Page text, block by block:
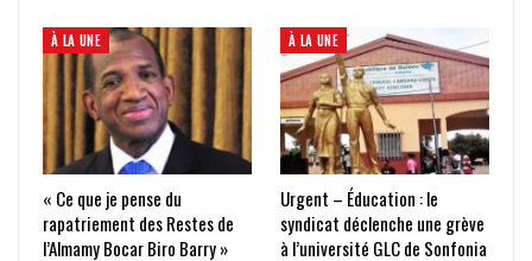
À LA UNE
« Ce que je pense du
rapatriement des Restes de
l’Almamy Bocar Biro Barry »
À LA UNE
Urgent – Éducation : le
syndicat déclenche une grève
à l’université GLC de Sonfonia